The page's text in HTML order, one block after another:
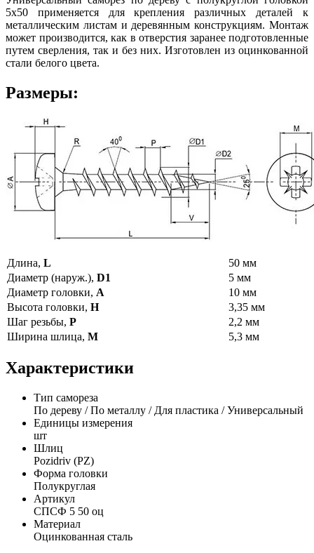
5х50 применяется для крепления различных деталей к
металлическим листам и деревянным конструкциям. Монтаж
может производится, как в отверстия заранее подготовленные
путем сверления, так и без них. Изготовлен из оцинкованной
стали белого цвета.
Размеры:
Длина, L
50 мм
Диаметр (наруж.), D1
5 мм
Диаметр головки, A
10 мм
Высота головки, H
3,35 мм
Шаг резьбы, P
2,2 мм
Ширина шлица, M 5,3 мм
Характеристики
Тип самореза
По дереву / По металлу / Для пластика / Универсальный
Единицы измерения
шт
Шлиц
Pozidriv (PZ)
Форма головки
Полукруглая
Артикул
СПСФ 5 50 оц
Материал
Оцинкованная сталь